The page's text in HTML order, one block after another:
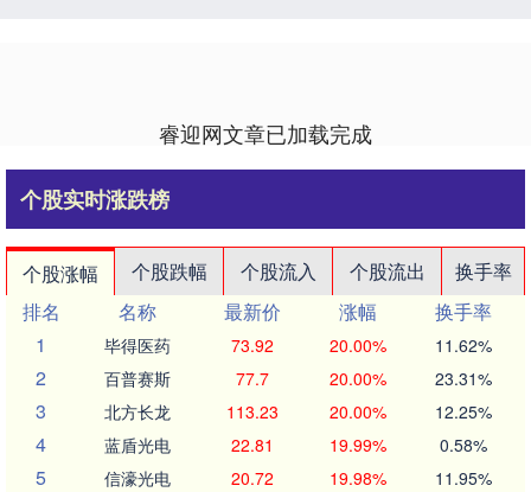
睿迎网文章已加载完成
个股实时涨跌榜
个股涨幅 个股跌幅 个股流入 个股流出
换手率
排名
名称 最新价 涨幅
换手率
1
毕得医药 73.92 20.00% 11.62%
2 百普赛斯 77.7 20.00% 23.31%
3 北方长龙 113.23 20.00% 12.25%
4 蓝盾光电 22.81 19.99% 0.58%
5 信濠光电 20.72 19.98% 11.95%